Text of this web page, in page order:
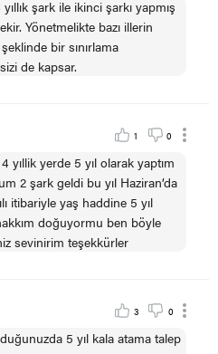
şark ile ikinci şarkı yapmış
Yönetmelikte bazı illerin
bir sınırlama
de kapsar.
1 0
yıllik yerde 5 yıl olarak yaptım
2 şark geldi bu yıl Haziran’da
itibariyle yaş haddine 5 yıl
doğuyormu ben böyle
sevinirim teşekkürler
3 0
5 yıl kala atama talep